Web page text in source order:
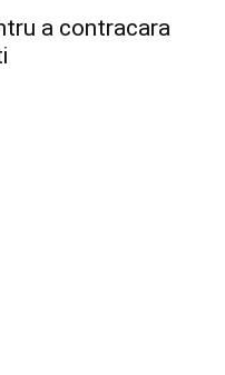
a contracara